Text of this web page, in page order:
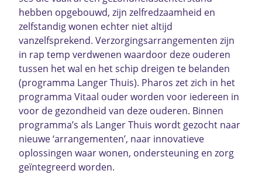
hebben opgebouwd, zijn zelfredzaamheid en
zelfstandig wonen echter niet altijd
vanzelfsprekend. Verzorgingsarrangementen zijn
in rap temp verdwenen waardoor deze ouderen
tussen het wal en het schip dreigen te belanden
(programma Langer Thuis). Pharos zet zich in het
programma Vitaal ouder worden voor iedereen in
voor de gezondheid van deze ouderen. Binnen
programma’s als Langer Thuis wordt gezocht naar
nieuwe ‘arrangementen’, naar innovatieve
oplossingen waar wonen, ondersteuning en zorg
geïntegreerd worden.